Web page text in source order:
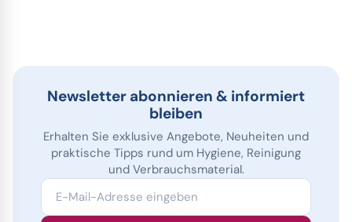
Newsletter abonnieren & informiert
bleiben
Erhalten Sie exklusive Angebote, Neuheiten und
praktische Tipps rund um Hygiene, Reinigung
und Verbrauchsmaterial.
E-Mail-Adresse eingeben